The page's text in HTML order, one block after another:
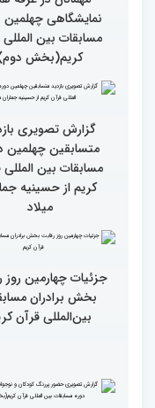
گزارش تصویری
رقابت بخش بانوان
دوره مسابقات بین
قرآن کریم (بخش
گزارش تصویری
مهمانان در غرفه
نمایشگاهی چهلمین
مسابقات بین
کریم(بخش دوم)
گزارش تصویری
کریم از حسینیه